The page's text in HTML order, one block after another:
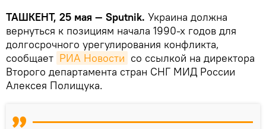
ТАШКЕНТ, 25 мая — Sputnik. Украина должна
вернуться к позициям начала 1990-х годов для
долгосрочного урегулирования конфликта,
сообщает РИА Новости со ссылкой на директора
Второго департамента стран СНГ МИД России
Алексея Полищука.